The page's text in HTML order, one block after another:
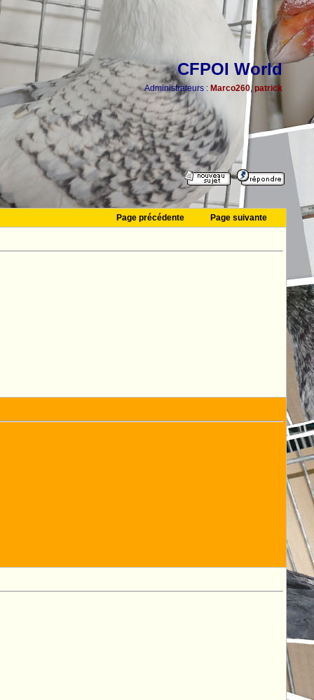
CFPOI World
Administrateurs : Marco260, patrick
Page précédente Page suivante